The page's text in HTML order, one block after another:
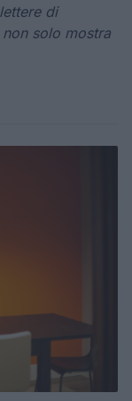
di
solo mostra